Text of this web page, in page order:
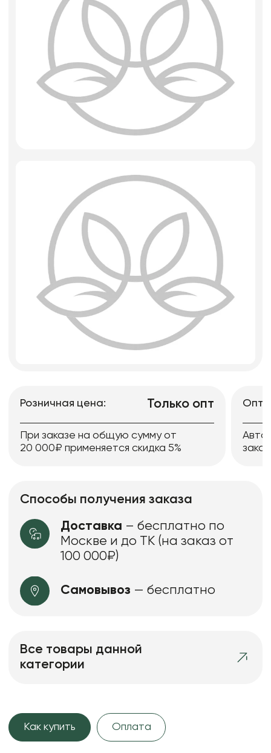
Изделия из металла
Сухоцветы
Розничная цена: Только опт
При заказе на общую сумму от
20 000₽ применяется скидка 5%
Способы получения заказа
Доставка – бесплатно по
Москве и до ТК (на заказ от
100 000₽)
Самовывоз — бесплатно
Все товары данной
категории
Как купить Оплата